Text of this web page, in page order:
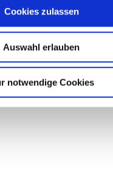
Cookies zulassen
Auswahl erlauben
notwendige Cookies